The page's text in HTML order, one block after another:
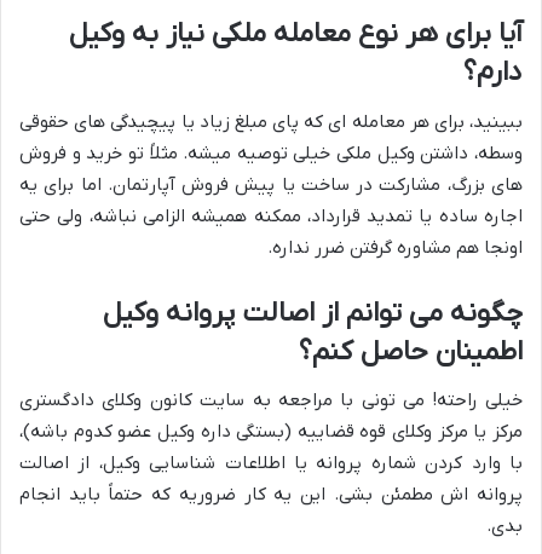
آیا برای هر نوع معامله ملکی نیاز به وکیل
دارم؟
ببینید، برای هر معامله ای که پای مبلغ زیاد یا پیچیدگی های حقوقی
وسطه، داشتن وکیل ملکی خیلی توصیه میشه. مثلاً تو خرید و فروش
های بزرگ، مشارکت در ساخت یا پیش فروش آپارتمان. اما برای یه
اجاره ساده یا تمدید قرارداد، ممکنه همیشه الزامی نباشه، ولی حتی
اونجا هم مشاوره گرفتن ضرر نداره.
چگونه می توانم از اصالت پروانه وکیل
اطمینان حاصل کنم؟
خیلی راحته! می تونی با مراجعه به سایت کانون وکلای دادگستری
مرکز یا مرکز وکلای قوه قضاییه (بستگی داره وکیل عضو کدوم باشه)،
با وارد کردن شماره پروانه یا اطلاعات شناسایی وکیل، از اصالت
پروانه اش مطمئن بشی. این یه کار ضروریه که حتماً باید انجام
بدی.